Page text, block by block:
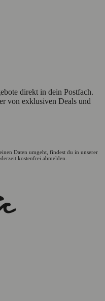
direkt in dein Postfach.
von exklusiven Deals und
Daten umgeht, findest du in unserer
kostenfrei abmelden.